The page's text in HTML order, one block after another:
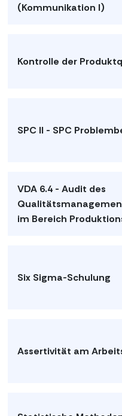
(Kommunikation I)
Kontrolle der
SPC II - SPC
VDA 6.4 - Audit des
im Bereich
Six Sigma-Schulung
Assertivität am